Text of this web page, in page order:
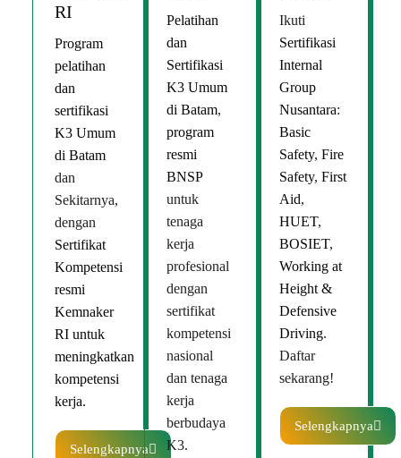
RI
Program
pelatihan
dan
sertifikasi
K3 Umum
di Batam
dan
Sekitarnya,
dengan
Sertifikat
Kompetensi
resmi
Kemnaker
RI untuk
meningkatkan
kompetensi
kerja.
Selengkapnya
Pelatihan
dan
Sertifikasi
K3 Umum
di Batam,
program
resmi
BNSP
untuk
tenaga
kerja
profesional
dengan
sertifikat
kompetensi
nasional
dan tenaga
kerja
berbudaya
K3.
Ikuti
Sertifikasi
Internal
Group
Nusantara:
Basic
Safety, Fire
Safety, First
Aid,
HUET,
BOSIET,
Working at
Height &
Defensive
Driving.
Daftar
sekarang!
Selengkapnya